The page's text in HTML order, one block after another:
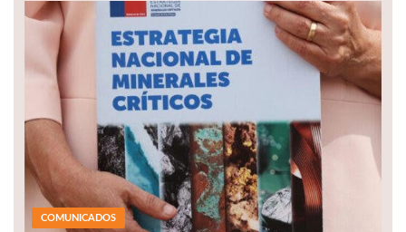
COMUNICADOS